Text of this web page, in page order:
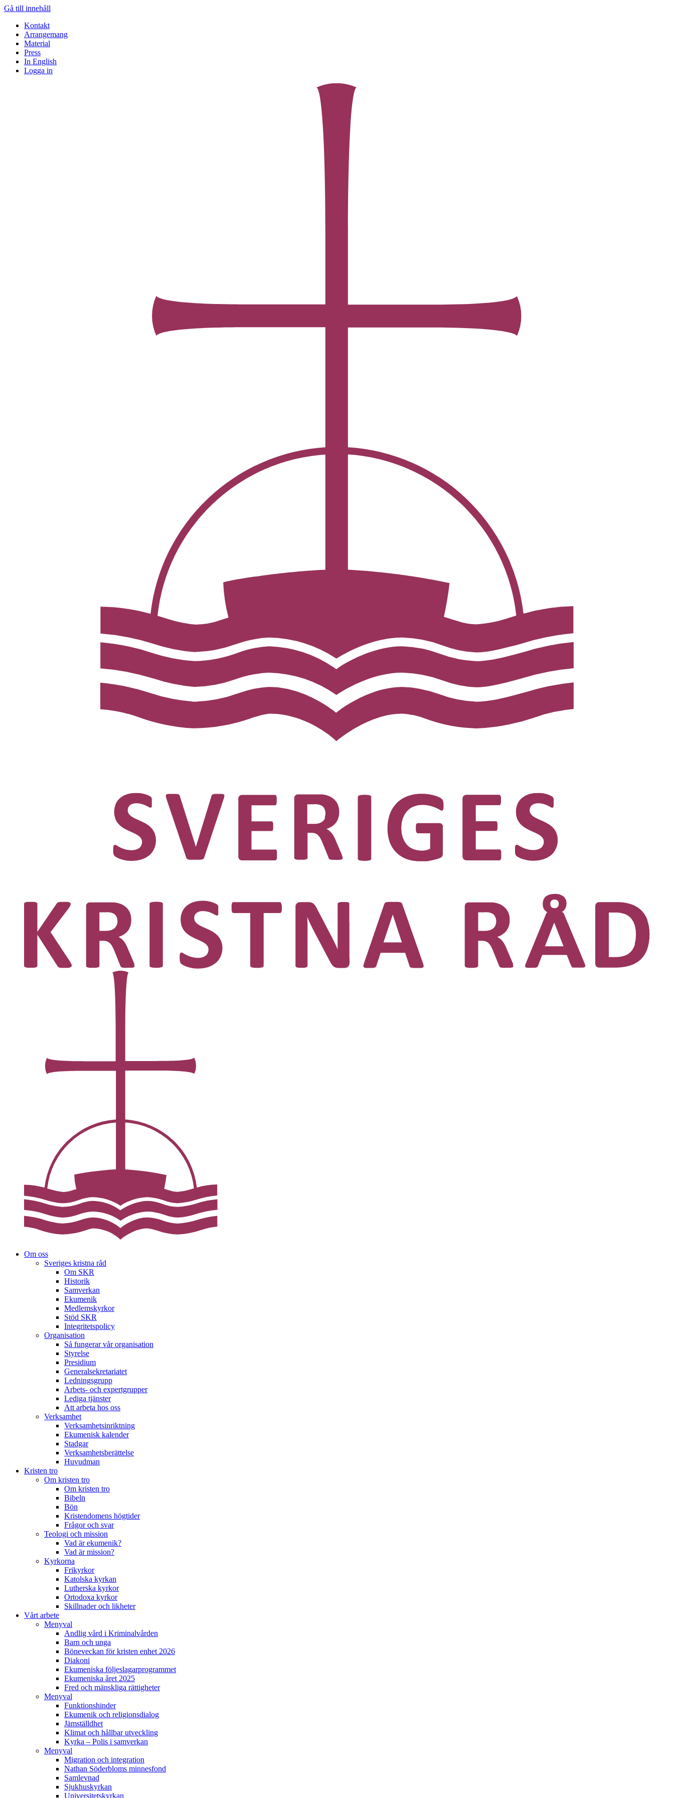
Gå till innehåll
Kontakt
Arrangemang
Material
Press
In English
Logga in
Om oss
Sveriges kristna råd
Om SKR
Historik
Samverkan
Ekumenik
Medlemskyrkor
Stöd SKR
Integritetspolicy
Organisation
Så fungerar vår organisation
Styrelse
Presidium
Generalsekretariatet
Ledningsgrupp
Arbets- och expertgrupper
Lediga tjänster
Att arbeta hos oss
Verksamhet
Verksamhetsinriktning
Ekumenisk kalender
Stadgar
Verksamhetsberättelse
Huvudman
Kristen tro
Om kristen tro
Om kristen tro
Bibeln
Bön
Kristendomens högtider
Frågor och svar
Teologi och mission
Vad är ekumenik?
Vad är mission?
Kyrkorna
Frikyrkor
Katolska kyrkan
Lutherska kyrkor
Ortodoxa kyrkor
Skillnader och likheter
Vårt arbete
Menyval
Andlig vård i Kriminalvården
Barn och unga
Böneveckan för kristen enhet 2026
Diakoni
Ekumeniska följeslagarprogrammet
Ekumeniska året 2025
Fred och mänskliga rättigheter
Menyval
Funktionshinder
Ekumenik och religionsdialog
Jämställdhet
Klimat och hållbar utveckling
Kyrka – Polis i samverkan
Menyval
Migration och integration
Nathan Söderbloms minnesfond
Samlevnad
Sjukhuskyrkan
Universitetskyrkan